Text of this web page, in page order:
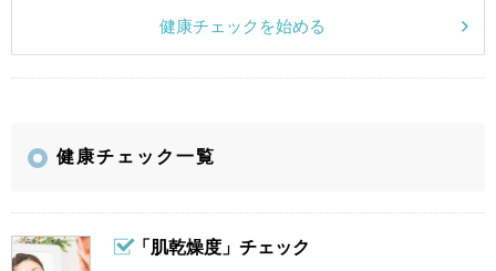
健康チェックを始める
健康チェック一覧
「肌乾燥度」チェック